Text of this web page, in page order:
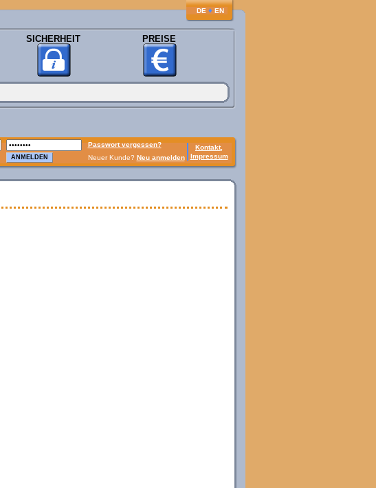
DE ♦ EN
SICHERHEIT PREISE
Passwort vergessen?
Kontakt,
Impressum
Neuer Kunde? Neu anmelden